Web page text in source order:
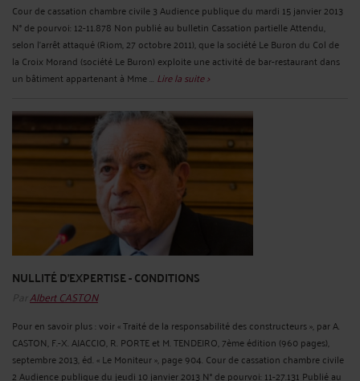
Cour de cassation chambre civile 3 Audience publique du mardi 15 janvier 2013
N° de pourvoi: 12-11.878 Non publié au bulletin Cassation partielle Attendu,
selon l'arrêt attaqué (Riom, 27 octobre 2011), que la société Le Buron du Col de
la Croix Morand (société Le Buron) exploite une activité de bar-restaurant dans
un bâtiment appartenant à Mme ... Lire la suite >
NULLITÉ D'EXPERTISE - CONDITIONS
ParAlbert CASTON
Pour en savoir plus : voir « Traité de la responsabilité des constructeurs », par A.
CASTON, F.-X. AJACCIO, R. PORTE et M. TENDEIRO, 7ème édition (960 pages),
septembre 2013, éd. « Le Moniteur », page 904. Cour de cassation chambre civile
2 Audience publique du jeudi 10 janvier 2013 N° de pourvoi: 11-27.131 Publié au